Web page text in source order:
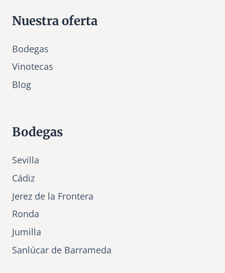
Nuestra oferta
Bodegas
Vinotecas
Blog
Bodegas
Sevilla
Cádiz
Jerez de la Frontera
Ronda
Jumilla
Sanlúcar de Barrameda